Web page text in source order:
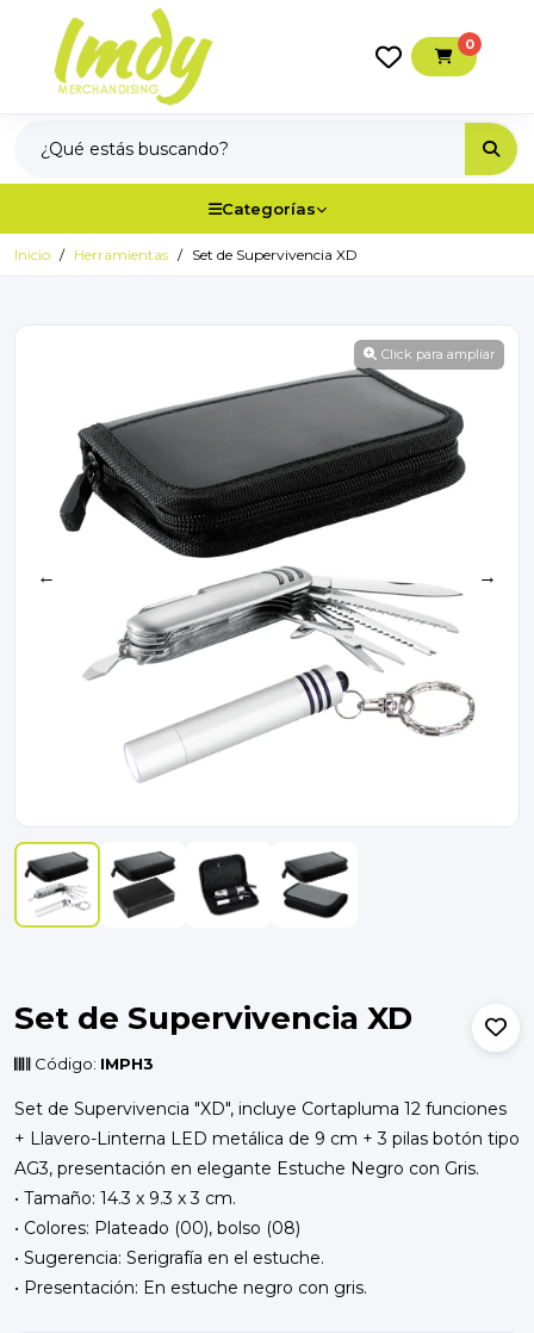
0
Categorías
Inicio Herramientas Set de Supervivencia XD
Click para ampliar
← →
Set de Supervivencia XD
Código: IMPH3
Set de Supervivencia "XD", incluye Cortapluma 12 funciones
+ Llavero-Linterna LED metálica de 9 cm + 3 pilas botón tipo
AG3, presentación en elegante Estuche Negro con Gris.
• Tamaño: 14.3 x 9.3 x 3 cm.
• Colores: Plateado (00), bolso (08)
• Sugerencia: Serigrafía en el estuche.
• Presentación: En estuche negro con gris.